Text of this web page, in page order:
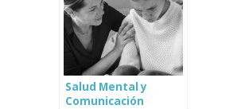
Salud Mental y
Comunicación